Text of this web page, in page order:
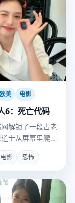
欧美 电影
6：死亡代码
解锁了一段古老
士从屏幕里爬进
。
电影 恐怖